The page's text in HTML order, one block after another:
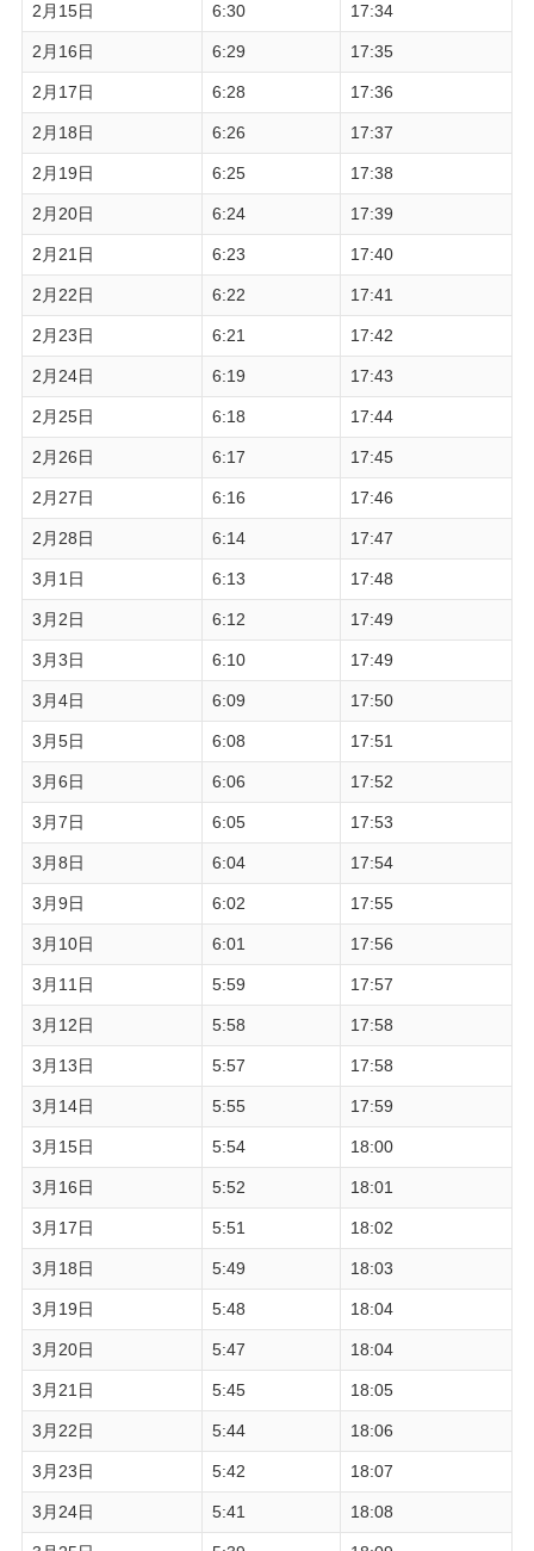
2月15日 6:30 17:34
2月16日 6:29 17:35
2月17日 6:28 17:36
2月18日 6:26 17:37
2月19日 6:25 17:38
2月20日 6:24 17:39
2月21日 6:23 17:40
2月22日 6:22 17:41
2月23日 6:21 17:42
2月24日 6:19 17:43
2月25日 6:18 17:44
2月26日 6:17 17:45
2月27日 6:16 17:46
2月28日 6:14 17:47
3月1日 6:13 17:48
3月2日 6:12 17:49
3月3日 6:10 17:49
3月4日 6:09 17:50
3月5日 6:08 17:51
3月6日 6:06 17:52
3月7日 6:05 17:53
3月8日 6:04 17:54
3月9日 6:02 17:55
3月10日 6:01 17:56
3月11日 5:59 17:57
3月12日 5:58 17:58
3月13日 5:57 17:58
3月14日 5:55 17:59
3月15日 5:54 18:00
3月16日 5:52 18:01
3月17日 5:51 18:02
3月18日 5:49 18:03
3月19日 5:48 18:04
3月20日 5:47 18:04
3月21日 5:45 18:05
3月22日 5:44 18:06
3月23日 5:42 18:07
3月24日 5:41 18:08